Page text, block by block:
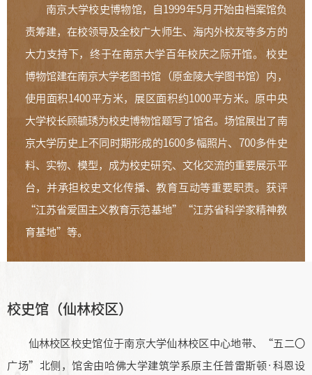
南京大学校史博物馆，自1999年5月开始由档案馆负
责筹建，在校领导及全校广大师生、海内外校友等多方的
大力支持下，终于在南京大学百年校庆之际开馆。 校史
博物馆建在南京大学老图书馆（原金陵大学图书馆）内，
使用面积1400平方米，展区面积约1000平方米。原中央
大学校长顾毓琇为校史博物馆题写了馆名。场馆展出了南
京大学历史上不同时期形成的1600多幅照片、700多件史
料、实物、模型，成为校史研究、文化交流的重要展示平
台，并承担校史文化传播、教育互动等重要职责。 获评
“江苏省爱国主义教育示范基地”“江苏省科学家精神教
育基地”等。
校史馆（仙林校区）
仙林校区校史馆位于南京大学仙林校区中心地带、“五二〇
广场”北侧，馆舍由哈佛大学建筑学系原主任普雷斯顿·科恩设